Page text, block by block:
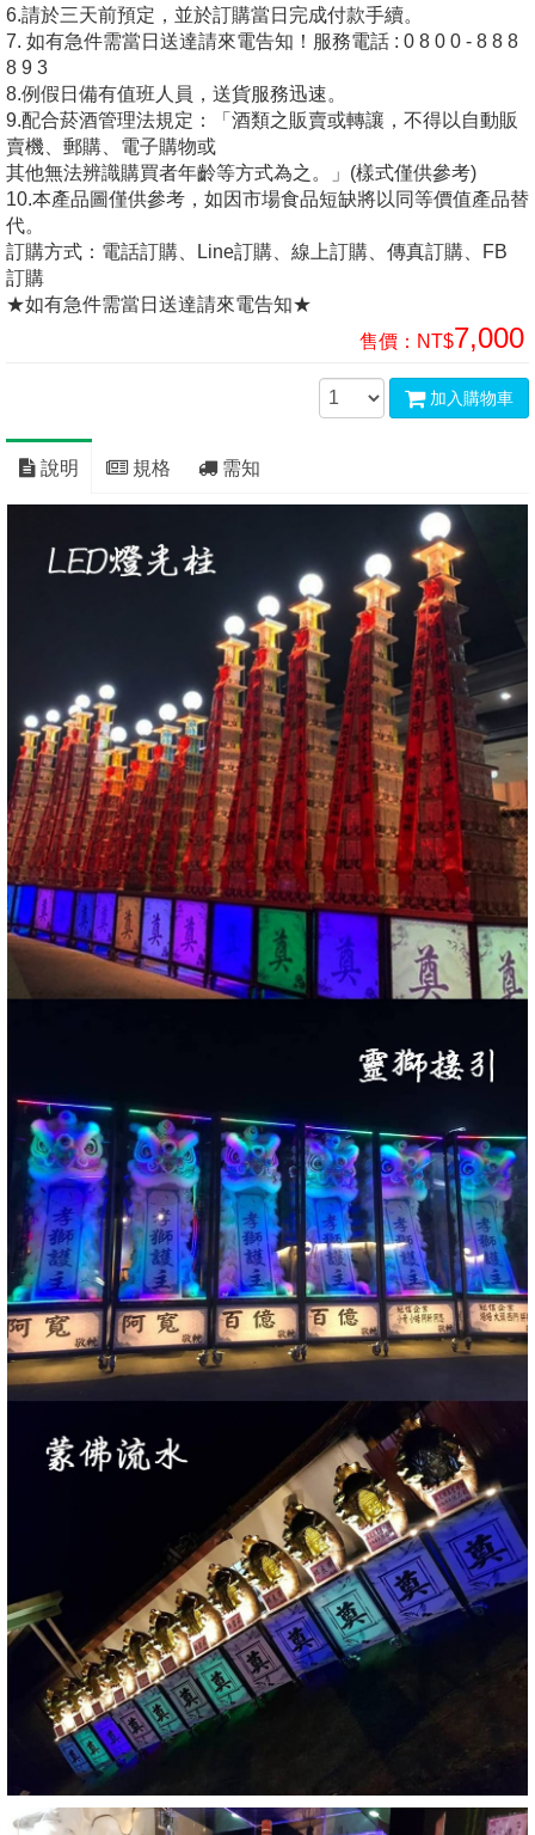
6.請於三天前預定，並於訂購當日完成付款手續。
7. 如有急件需當日送達請來電告知！服務電話 : 0 8 0 0 - 8 8 8
8 9 3
8.例假日備有值班人員，送貨服務迅速。
9.配合菸酒管理法規定：「酒類之販賣或轉讓，不得以自動販
賣機、郵購、電子購物或
其他無法辨識購買者年齡等方式為之。」(樣式僅供參考)
10.本產品圖僅供參考，如因市場食品短缺將以同等價值產品替
代。
訂購方式：電話訂購、Line訂購、線上訂購、傳真訂購、FB
訂購
★如有急件需當日送達請來電告知★
售價： NT$7,000
加入購物車
說明 規格 需知